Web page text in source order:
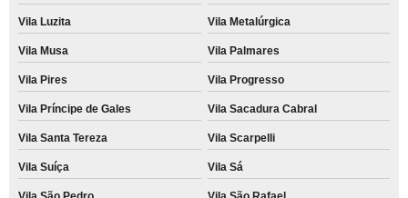
Vila Luzita Vila Metalúrgica
Vila Musa Vila Palmares
Vila Pires Vila Progresso
Vila Príncipe de Gales Vila Sacadura Cabral
Vila Santa Tereza Vila Scarpelli
Vila Suíça Vila Sá